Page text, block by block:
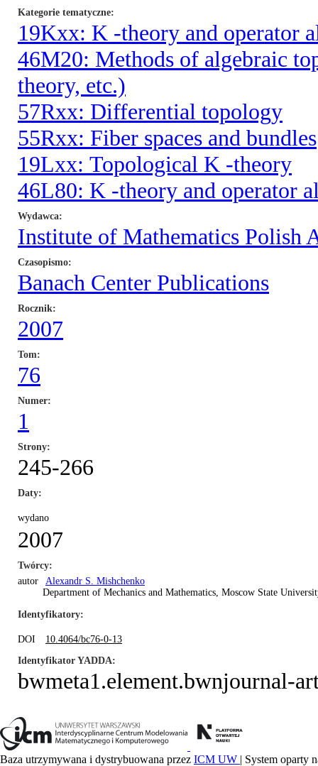
Kategorie tematyczne
19Kxx: K -theory and operator
46M20: Methods of algebraic
theory, etc.)
57Rxx: Differential topology
55Rxx: Fiber spaces and bundles
19Lxx: Topological K -theory
46L80: K -theory and operator
Wydawca
Institute of Mathematics Polish
Czasopismo
Banach Center Publications
Rocznik
2007
Tom
76
Numer
1
Strony
245-266
Daty
wydano
2007
Twórcy
autor
Alexandr S. Mishchenko
Department of Mechanics and Mathematics, Moscow State
Identyfikatory
DOI
10.4064/bc76-0-13
Identyfikator YADDA
bwmeta1.element.bwnjournal-
Baza utrzymywana i dystrybuowana przez ICM UW | System oparty